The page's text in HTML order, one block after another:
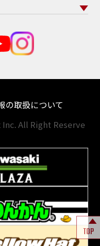
グッツイ
MVアグスタ
外ﾒｰｶｰ
庫
岡
崎
本
TOP
の取扱について
All Right Reserve